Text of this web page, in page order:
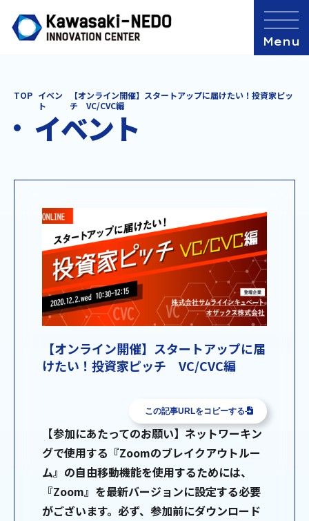
TOP イベン
ト
【オンライン開催】スタートアップに届けたい！投資家ピッ
チ VC/CVC編
イベント
【オンライン開催】スタートアップに届
けたい！投資家ピッチ VC/CVC編
この記事URLをコピーする
【参加にあたってのお願い】ネットワーキン
グで使用する『Zoomのブレイクアウトルー
ム』の自由移動機能を使用するためには、
『Zoom』を最新バージョンに設定する必要
がございます。必ず、参加前にダウンロード